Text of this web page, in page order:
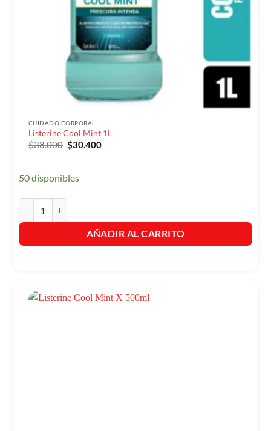
CUIDADO CORPORAL
Listerine Cool Mint 1L
$38.000 El
precio
$38.000.
$30.400El
50 disponibles
AÑADIR AL CARRITO